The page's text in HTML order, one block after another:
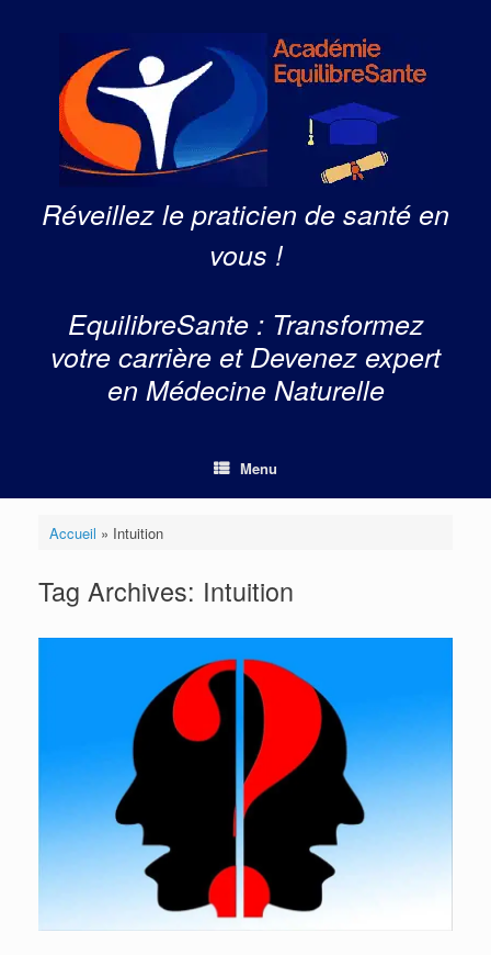
Réveillez le praticien de santé en
vous !
EquilibreSante : Transformez
votre carrière et Devenez expert
en Médecine Naturelle
Menu
Accueil » Intuition
Tag Archives: Intuition